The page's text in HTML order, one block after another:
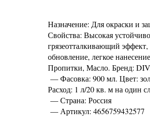
Назначение: Для окраски и
Свойства: Высокая
грязеотталкивающий
обновление, легкое
Пропитки, Масло. Бренд:
— Фасовка: 900 мл. Цвет:
Расход: 1 л/20 кв. м на один
— Страна: Россия
— Артикул: 4656759432577